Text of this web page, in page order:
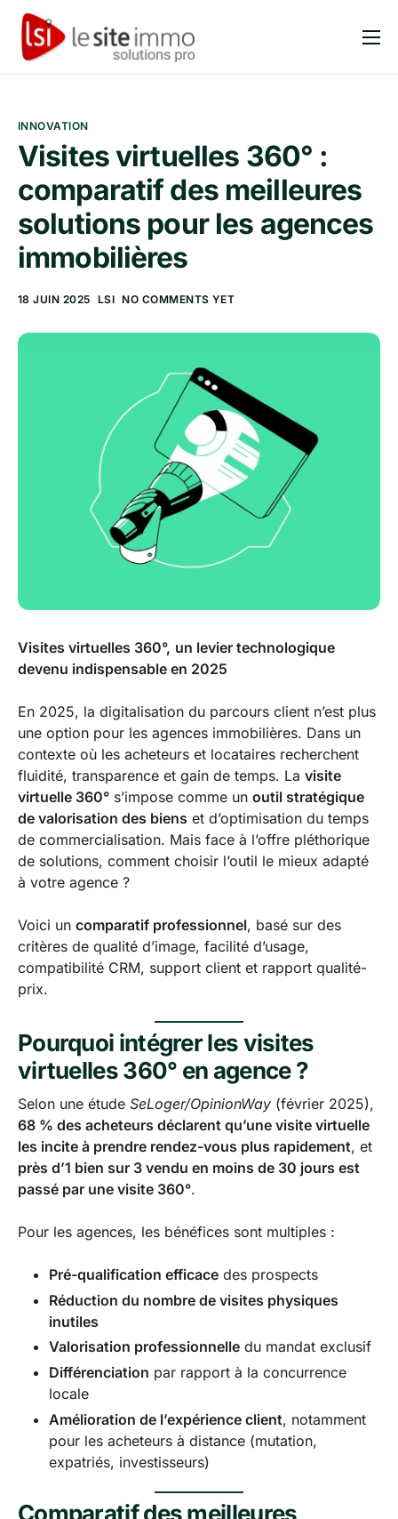
Produits
Tarifs
FAQ
INNOVATION
Visites virtuelles 360° :
comparatif des meilleures
solutions pour les agences
immobilières
18 JUIN 2025 LSI NO COMMENTS YET
Visites virtuelles 360°, un levier technologique
devenu indispensable en 2025
En 2025, la digitalisation du parcours client n’est plus
une option pour les agences immobilières. Dans un
contexte où les acheteurs et locataires recherchent
fluidité, transparence et gain de temps. La visite
virtuelle 360° s’impose comme un outil stratégique
de valorisation des biens et d’optimisation du temps
de commercialisation. Mais face à l’offre pléthorique
de solutions, comment choisir l’outil le mieux adapté
à votre agence ?
Voici un comparatif professionnel, basé sur des
critères de qualité d’image, facilité d’usage,
compatibilité CRM, support client et rapport qualité-
prix.
Pourquoi intégrer les visites
virtuelles 360° en agence ?
Selon une étude SeLoger/OpinionWay (février 2025),
68 % des acheteurs déclarent qu’une visite virtuelle
les incite à prendre rendez-vous plus rapidement, et
près d’1 bien sur 3 vendu en moins de 30 jours est
passé par une visite 360°.
Pour les agences, les bénéfices sont multiples :
Pré-qualification efficace des prospects
Réduction du nombre de visites physiques
inutiles
Valorisation professionnelle du mandat exclusif
Différenciation par rapport à la concurrence
locale
Amélioration de l’expérience client, notamment
pour les acheteurs à distance (mutation,
expatriés, investisseurs)
Comparatif des meilleures